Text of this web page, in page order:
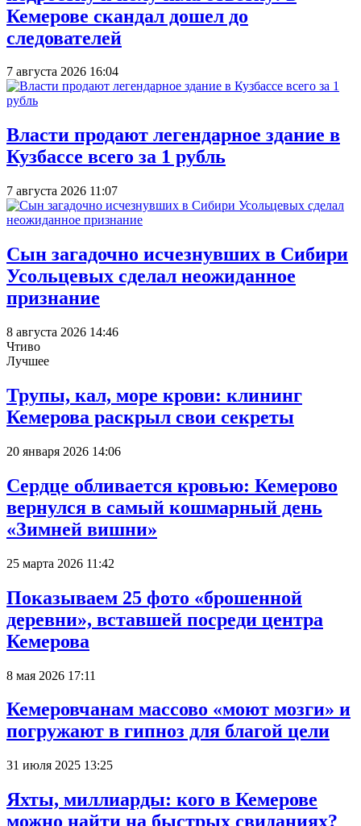
Кемерове скандал дошел до
следователей
7 августа 2026 16:04
Власти продают легендарное здание в
Кузбассе всего за 1 рубль
7 августа 2026 11:07
Сын загадочно исчезнувших в Сибири
Усольцевых сделал неожиданное
признание
8 августа 2026 14:46
Чтиво
Лучшее
Трупы, кал, море крови: клининг
Кемерова раскрыл свои секреты
20 января 2026 14:06
Сердце обливается кровью: Кемерово
вернулся в самый кошмарный день
«Зимней вишни»
25 марта 2026 11:42
Показываем 25 фото «брошенной
деревни», вставшей посреди центра
Кемерова
8 мая 2026 17:11
Кемеровчанам массово «моют мозги» и
погружают в гипноз для благой цели
31 июля 2025 13:25
Яхты, миллиарды: кого в Кемерове
можно найти на быстрых свиданиях?